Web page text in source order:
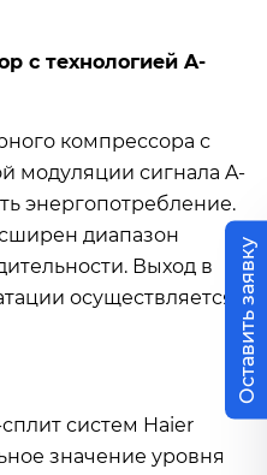
с технологией A-
компрессора с
модуляции сигнала A-
энергопотребление.
диапазон
Выход в
осуществляется
систем Haier
значение уровня
Оставить заявку